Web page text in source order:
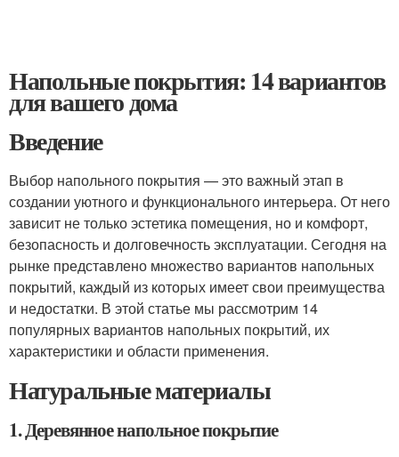
Напольные покрытия: 14 вариантов
для вашего дома
Введение
Выбор напольного покрытия — это важный этап в
создании уютного и функционального интерьера. От него
зависит не только эстетика помещения, но и комфорт,
безопасность и долговечность эксплуатации. Сегодня на
рынке представлено множество вариантов напольных
покрытий, каждый из которых имеет свои преимущества
и недостатки. В этой статье мы рассмотрим 14
популярных вариантов напольных покрытий, их
характеристики и области применения.
Натуральные материалы
1. Деревянное напольное покрытие